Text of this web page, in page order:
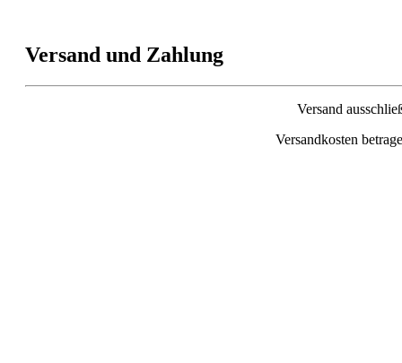
Versand und Zahlung
Versand
Versandkosten